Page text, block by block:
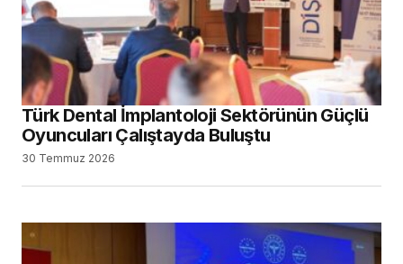
Türk Dental İmplantoloji Sektörünün Güçlü
Oyuncuları Çalıştayda Buluştu
30 Temmuz 2026